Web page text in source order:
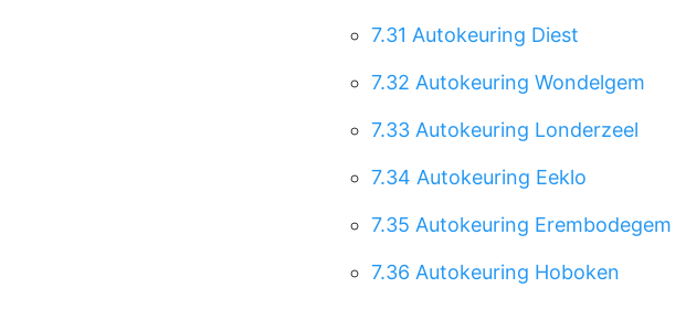
7.31 Autokeuring Diest
7.32 Autokeuring Wondelgem
7.33 Autokeuring Londerzeel
7.34 Autokeuring Eeklo
7.35 Autokeuring Erembodegem
7.36 Autokeuring Hoboken